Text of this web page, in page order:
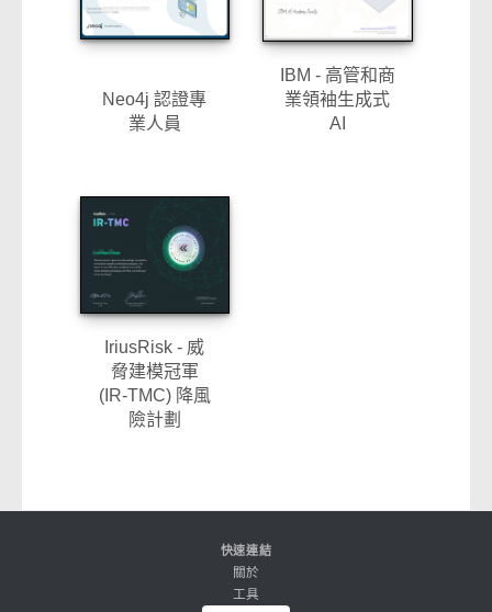
Neo4j 認證專
業人員
IBM - 高管和商
業領袖生成式
AI
IriusRisk - 威
脅建模冠軍
(IR-TMC) 降風
險計劃
快速連結
關於
工具